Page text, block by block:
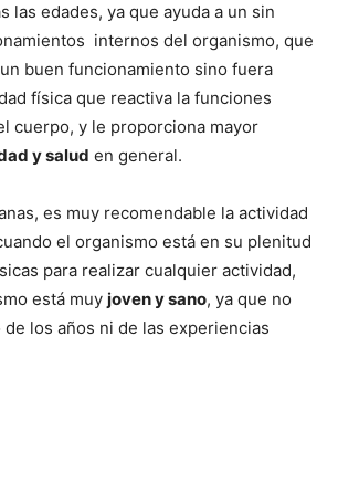
las edades, ya que ayuda a un sin
internos del organismo, que
buen funcionamiento sino fuera
física que reactiva la funciones
cuerpo, y le proporciona mayor
y salud en general.
es muy recomendable la actividad
el organismo está en su plenitud
para realizar cualquier actividad,
está muy joven y sano, ya que no
los años ni de las experiencias